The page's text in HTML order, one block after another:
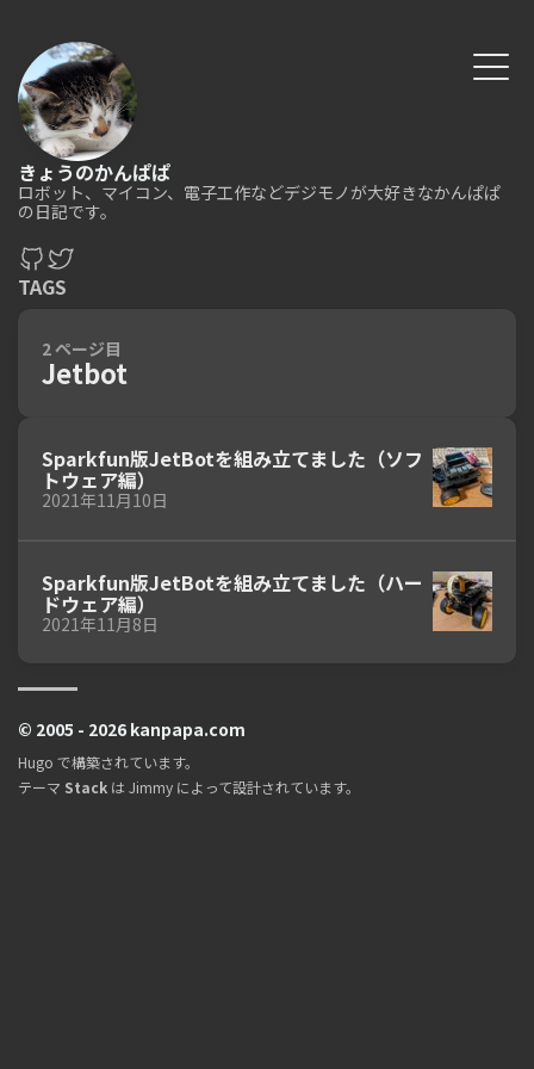
きょうのかんぱぱ
ロボット、マイコン、電子工作などデジモノが大好きなかんぱぱ
の日記です。
TAGS
2 ページ目
Jetbot
Sparkfun版JetBotを組み立てました（ソフ
トウェア編）
2021年11月10日
Sparkfun版JetBotを組み立てました（ハー
ドウェア編）
2021年11月8日
© 2005 - 2026 kanpapa.com
Hugo で構築されています。
テーマ Stack は Jimmy によって設計されています。